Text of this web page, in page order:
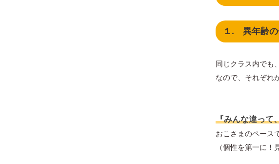
１. 異年齢の
同じクラス内でも
なので、それぞれ
『みんな違って
おこさまのペース
（個性を第一に！